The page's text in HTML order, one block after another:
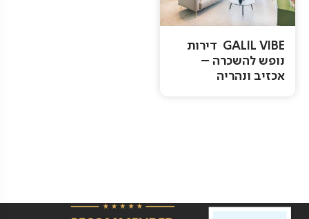
GALIL VIBE דירות
נופש להשכרה –
אכזיב ונהריה